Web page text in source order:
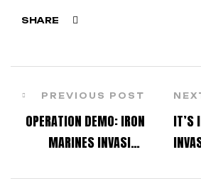
SHARE
PREVIOUS POST
OPERATION DEMO: IRON
MARINES INVASION
IT’S